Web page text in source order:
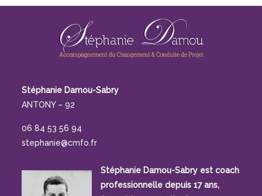
Stéphanie Damou-Sabry
ANTONY – 92
06 84 53 56 94
stephanie@cmfo.fr
Stéphanie Damou-Sabry est coach
professionnelle depuis 17 ans,